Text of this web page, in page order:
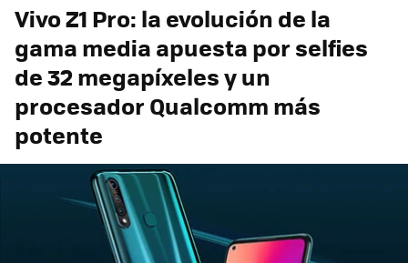
Vivo Z1 Pro: la evolución de la
gama media apuesta por selfies
de 32 megapíxeles y un
procesador Qualcomm más
potente